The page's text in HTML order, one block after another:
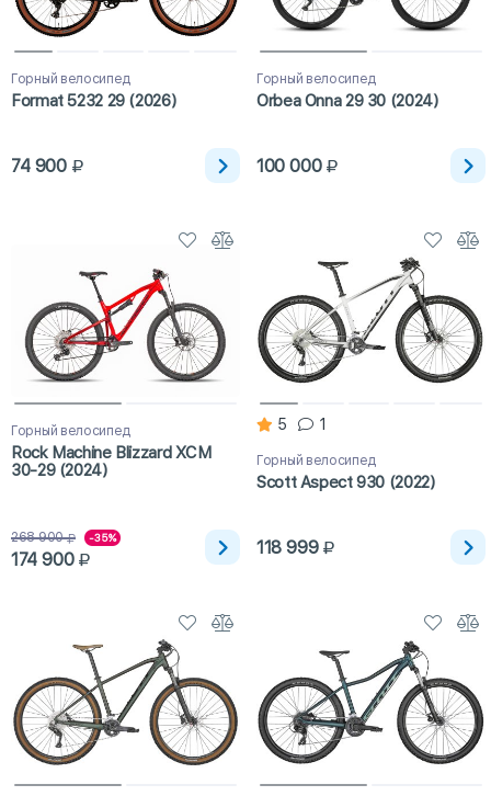
Горный велосипед
Format 5232 29 (2026)
74 900
Горный велосипед
Orbea Onna 29 30 (2024)
100 000
Горный велосипед
Rock Machine Blizzard XCM
30-29 (2024)
268 900 -35%
174 900
5 1
Горный велосипед
Scott Aspect 930 (2022)
118 999